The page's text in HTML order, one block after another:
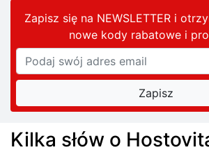
Zapisz się na NEWSLETTER i
nowe kody rabatowei
Kilka słów o